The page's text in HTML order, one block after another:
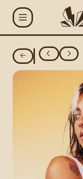
Aller au contenu
Agenda
Projets
Le